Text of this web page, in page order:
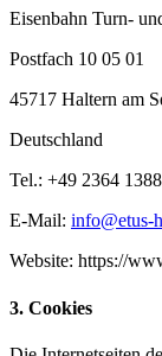
Eisenbahn Turn-
Postfach 10 05 01
45717 Haltern am
Deutschland
Tel.: +49 2364
E-Mail: info@etus-
Website: https://
3. Cookies